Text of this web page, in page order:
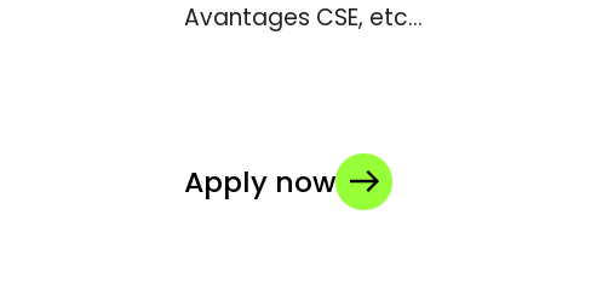
Avantages CSE, etc…
Apply now